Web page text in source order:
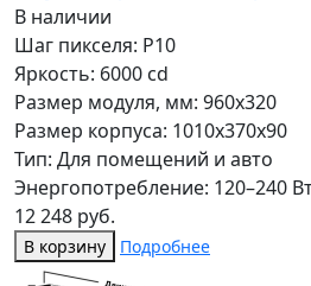
В наличии
Шаг пикселя: P10
Яркость: 6000 cd
Размер модуля, мм: 960x320
Размер корпуса: 1010x370x90
Тип: Для помещений и авто
Энергопотребление: 120–240
12 248 руб.
В корзину Подробнее